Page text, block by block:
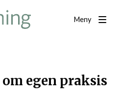
Meny
egen praksis